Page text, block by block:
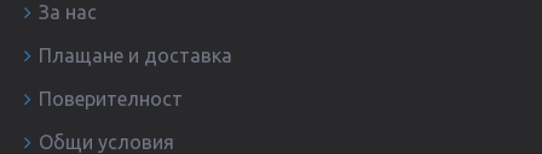
За нас
Плащане и доставка
Поверителност
Общи условия